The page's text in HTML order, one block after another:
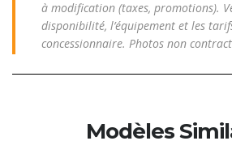
à modification (taxes, promotions).
disponibilité, l’équipement et les
concessionnaire. Photos non
Modèles